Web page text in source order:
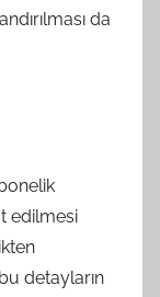
da
edilmesi
detayların